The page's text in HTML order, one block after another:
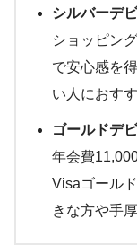
シルバーデ
ショッピン
で安心感を
い人におす
ゴールドデ
年会費
Visaゴール
きな方や手